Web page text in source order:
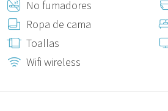
Sin embargo, si fuera posible, tendrá un
tarjeta de crédito una vez le
día de llegada y estarán sujetos a
No fumadores
Ropa de cama
Toallas
Wifi wireless